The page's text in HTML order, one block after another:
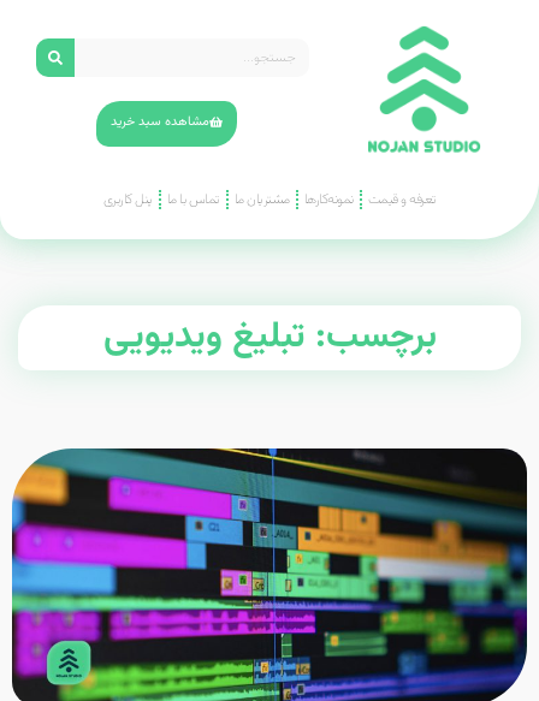
مشاهده سبد خرید
تعرفه و قیمت نمونه‌کارها مشتریان ما تماس با ما پنل کاربری
برچسب: تبلیغ ویدیویی